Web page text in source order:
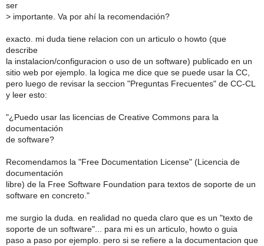
ser
> importante. Va por ahí la recomendación?
exacto. mi duda tiene relacion con un articulo o howto (que
describe
la instalacion/configuracion o uso de un software) publicado en un
sitio web por ejemplo. la logica me dice que se puede usar la CC,
pero luego de revisar la seccion "Preguntas Frecuentes" de CC-CL
y leer esto:
"¿Puedo usar las licencias de Creative Commons para la
documentación
de software?
Recomendamos la "Free Documentation License" (Licencia de
documentación
libre) de la Free Software Foundation para textos de soporte de un
software en concreto."
me surgio la duda. en realidad no queda claro que es un "texto de
soporte de un software"... para mi es un articulo, howto o guia
paso a paso por ejemplo. pero si se refiere a la documentacion que